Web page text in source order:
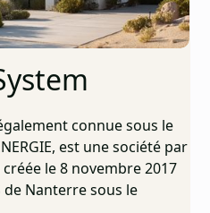
également connue sous le
est une société par
le 8 novembre 2017
de Nanterre sous le